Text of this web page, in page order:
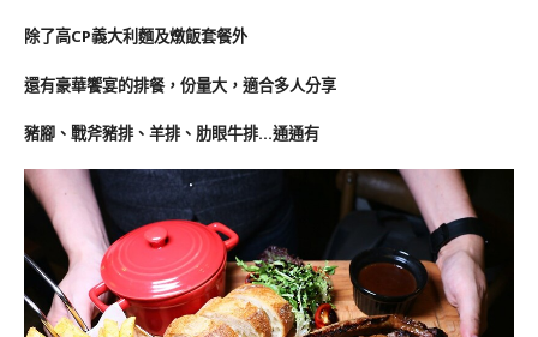
除了高CP義大利麵及燉飯套餐外
還有豪華饗宴的排餐，份量大，適合多人分享
豬腳、戰斧豬排、羊排、肋眼牛排…通通有